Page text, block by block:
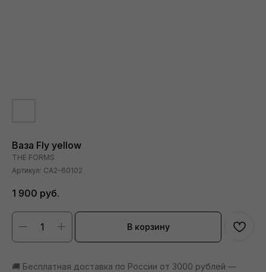
Ваза Fly yellow
THE FORMS
Артикул: CA2-60102
1 900 руб.
В корзину
🚚 Бесплатная доставка по России от 3000 рублей —